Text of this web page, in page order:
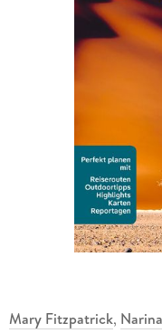
Mary Fitzpatrick,